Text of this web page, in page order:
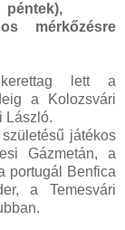
péntek),
mérkőzésre
lett a
a Kolozsvári
László.
játékos
Gázmetán, a
portugál Benfica
a Temesvári